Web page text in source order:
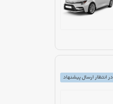
در انتظار ارسال پیشنهاد